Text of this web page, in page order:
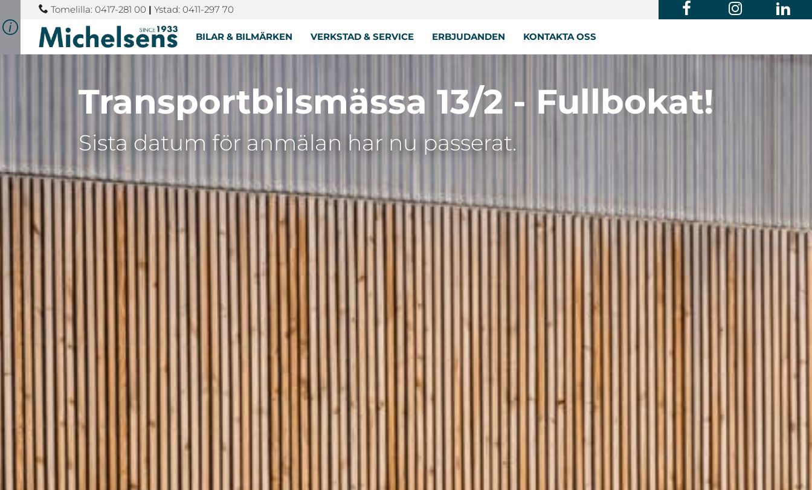
Tomelilla: 0417-281 00 | Ystad: 0411-297 70
BILAR & BILMÄRKEN VERKSTAD & SERVICE ERBJUDANDEN KONTAKTA OSS
Transportbilsmässa 13/2 - Fullbokat!
Sista datum för anmälan har nu passerat.